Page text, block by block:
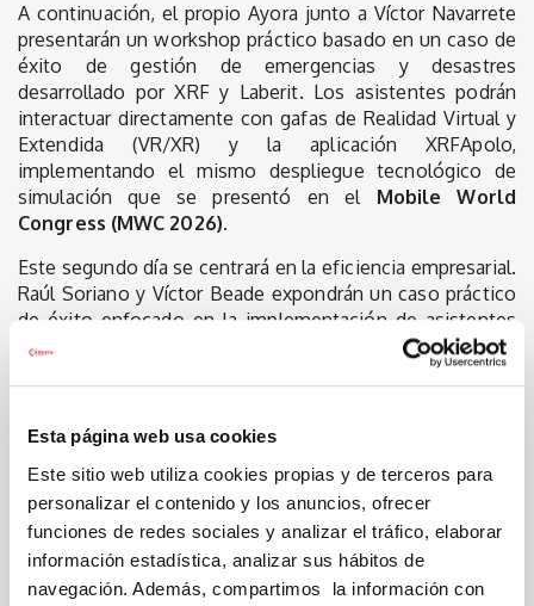
Esta página web usa cookies
Este sitio web utiliza cookies propias y de terceros para
personalizar el contenido y los anuncios, ofrecer
funciones de redes sociales y analizar el tráfico, elaborar
información estadística, analizar sus hábitos de
navegación. Además, compartimos la información con
A continuación, el propio Ayora junto a Víctor Navarrete
presentarán un workshop práctico basado en un caso de
éxito de gestión de emergencias y desastres
desarrollado por XRF y Laberit. Los asistentes podrán
interactuar directamente con gafas de Realidad Virtual y
Extendida (VR/XR) y la aplicación XRFApolo,
implementando el mismo despliegue tecnológico de
simulación que se presentó en el Mobile World
Congress (MWC 2026).
Este segundo día se centrará en la eficiencia empresarial.
Raúl Soriano y Víctor Beade expondrán un caso práctico
de éxito enfocado en la implementación de asistentes
de IA (basados en Claude) para el soporte de técnicos
industriales. Asimismo, Vicenç Balaguer, CEO de
la operativa, mostrando a los líderes corporativos cómo
auditar procesos en tiempo real con herramientas
digitales para proteger el margen de beneficio y mejorar
la eficiencia sin incrementar costes estructurales.
Clausura con Xavi Abat: La empresa del futuro
El broche de oro de la Smart Week 2026 estará a cargo